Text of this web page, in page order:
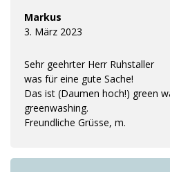
Markus
3. März 2023
Sehr geehrter Herr Ruhstaller
was für eine gute Sache!
Das ist (Daumen hoch!) green
greenwashing.
Freundliche Grüsse, m.